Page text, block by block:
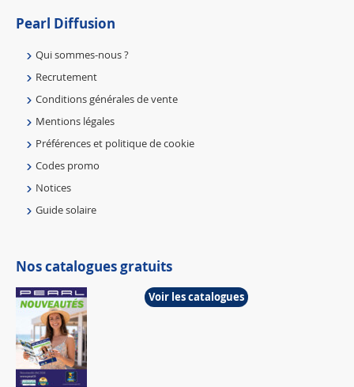
Pearl Diffusion
Qui sommes-nous ?
Recrutement
Conditions générales de vente
Mentions légales
Préférences et politique de cookie
Codes promo
Notices
Guide solaire
Nos catalogues gratuits
Voir les catalogues